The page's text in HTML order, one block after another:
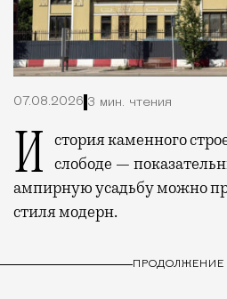
07.08.2026 3 мин. чтения
История каменного строения в Мещанской слободе —
ампирную усадьбу можно
стиля модерн.